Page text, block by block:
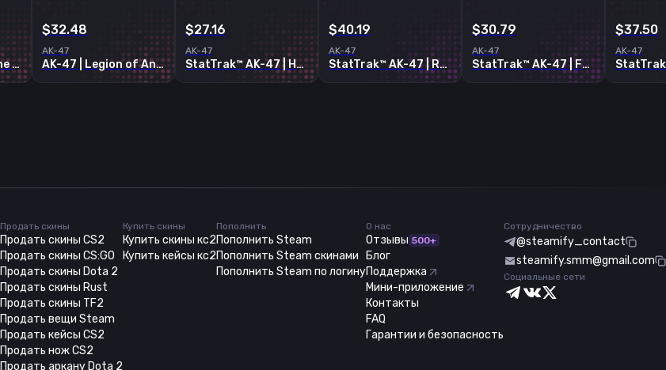
AK-47 | Aquamarine Revenge
$32.48
AK-47
AK-47 | Legion of Anubis
$27.16
AK-47
StatTrak™ AK-47 | Head Shot
$40.19
AK-47
StatTrak™ AK-47 | Redline
$30.79
AK-47
StatTrak™ AK-47 | Frontside Misty
$37.50
AK-47
Продать скины
Продать скины CS2
Продать скины CS:GO
Продать скины Dota 2
Продать скины Rust
Продать скины TF2
Продать вещи Steam
Продать кейсы CS2
Продать нож CS2
Продать аркану Dota 2
Купить скины
Купить скины кс2
Купить кейсы кс2
Пополнить
Пополнить Steam
Пополнить Steam скинами
Пополнить Steam по логину
О нас
Отзывы 500+
Блог
Поддержка
Мини-приложение
Контакты
FAQ
Гарантии и безопасность
Сотрудничество
@steamify_contact
steamify.smm@gmail.com
Социальные сети